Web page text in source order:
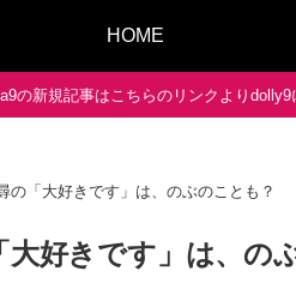
HOME
の新規記事はこちらのリンクよりdolly9
の「大好きです」は、のぶのことも？
大好きです」は、の